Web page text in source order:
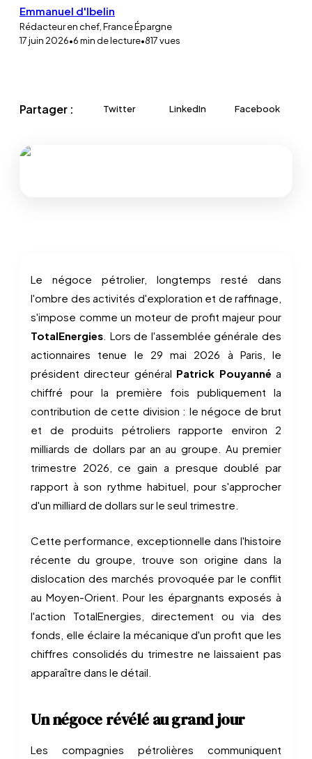
Emmanuel d'Ibelin
Rédacteur en chef, France Épargne
17 juin 2026•6min de lecture•817vues
Partager : Twitter LinkedIn Facebook
Le négoce pétrolier, longtemps resté dans
l'ombre des activités d'exploration et de raffinage,
s'impose comme un moteur de profit majeur pour
TotalEnergies. Lors de l'assemblée générale des
actionnaires tenue le 29 mai 2026 à Paris, le
président directeur général Patrick Pouyanné a
chiffré pour la première fois publiquement la
contribution de cette division : le négoce de brut
et de produits pétroliers rapporte environ 2
milliards de dollars par an au groupe. Au premier
trimestre 2026, ce gain a presque doublé par
rapport à son rythme habituel, pour s'approcher
d'un milliard de dollars sur le seul trimestre.
Cette performance, exceptionnelle dans l'histoire
récente du groupe, trouve son origine dans la
dislocation des marchés provoquée par le conflit
au Moyen-Orient. Pour les épargnants exposés à
l'action TotalEnergies, directement ou via des
fonds, elle éclaire la mécanique d'un profit que les
chiffres consolidés du trimestre ne laissaient pas
apparaître dans le détail.
Un négoce révélé au grand jour
Les compagnies pétrolières communiquent